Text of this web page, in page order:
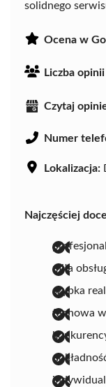
solidnego
Ocena w
Liczba
Czytaj
Numer
Lokalizacja:
Najczęściej
miła
szybka
fachowa